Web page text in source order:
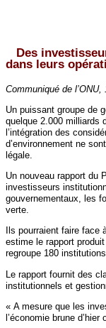
Des
dans leurs
Communiqué de
Un puissant groupe de
quelque 2.000 milliards
l’intégration des
d’environnement ne
légale.
Un nouveau rapport du
investisseurs
gouvernementaux, les
verte.
Ils pourraient faire
estime le rapport
regroupe 180
Le rapport fournit des
institutionnels et
« A mesure que les
l’économie brune